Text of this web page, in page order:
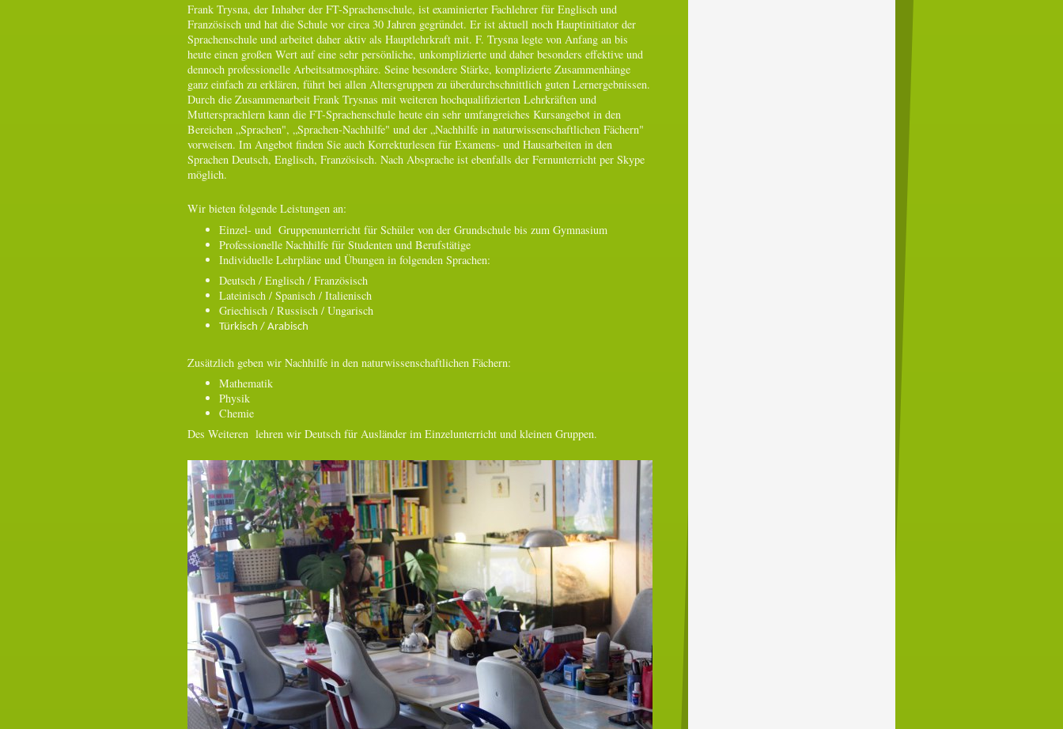
Frank Trysna, der Inhaber der FT-Sprachenschule, ist examinierter Fachlehrer für Englisch und
Französisch und hat die Schule vor circa 30 Jahren gegründet. Er ist aktuell noch Hauptinitiator der
Sprachenschule und arbeitet daher aktiv als Hauptlehrkraft mit. F. Trysna legte von Anfang an bis
heute einen großen Wert auf eine sehr persönliche, unkomplizierte und daher besonders effektive und
dennoch professionelle Arbeitsatmosphäre. Seine besondere Stärke, komplizierte Zusammenhänge
ganz einfach zu erklären, führt bei allen Altersgruppen zu überdurchschnittlich guten Lernergebnissen.
Durch die Zusammenarbeit Frank Trysnas mit weiteren hochqualifizierten Lehrkräften und
Muttersprachlern kann die FT-Sprachenschule heute ein sehr umfangreiches Kursangebot in den
Bereichen „Sprachen", „Sprachen-Nachhilfe" und der „Nachhilfe in naturwissenschaftlichen Fächern"
vorweisen. Im Angebot finden Sie auch Korrekturlesen für Examens- und Hausarbeiten in den
Sprachen Deutsch, Englisch, Französisch. Nach Absprache ist ebenfalls der Fernunterricht per Skype
möglich.
Wir bieten folgende Leistungen an:
Einzel- und Gruppenunterricht für Schüler von der Grundschule bis zum Gymnasium
Professionelle Nachhilfe für Studenten und Berufstätige
Individuelle Lehrpläne und Übungen in folgenden Sprachen:
Deutsch / Englisch / Französisch
Lateinisch / Spanisch / Italienisch
Griechisch / Russisch / Ungarisch
Türkisch / Arabisch
Zusätzlich geben wir Nachhilfe in den naturwissenschaftlichen Fächern:
Mathematik
Physik
Chemie
Des Weiteren lehren wir Deutsch für Ausländer im Einzelunterricht und kleinen Gruppen.